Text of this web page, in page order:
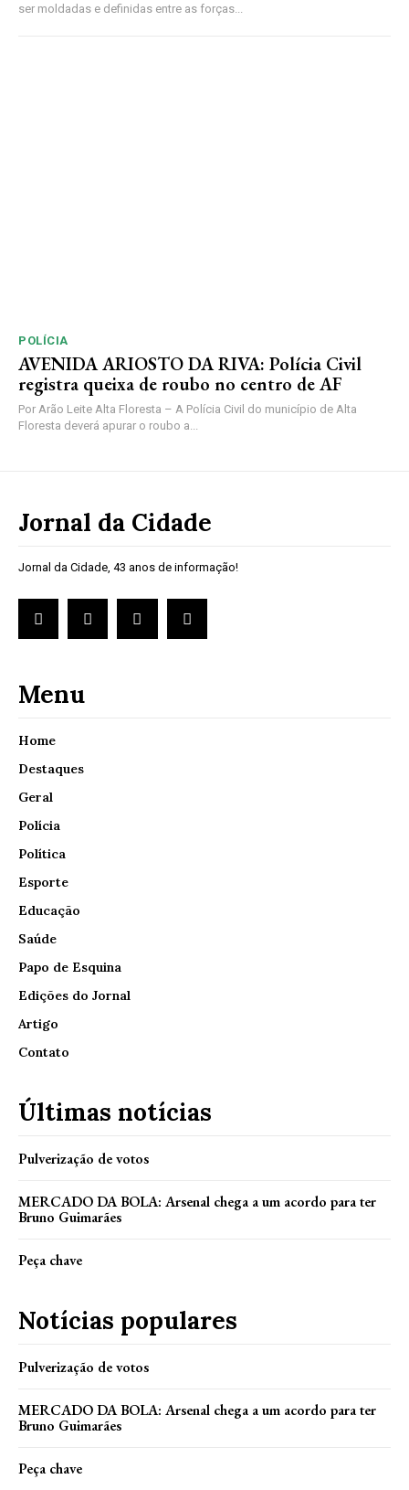
ser moldadas e definidas entre as forças...
POLÍCIA
AVENIDA ARIOSTO DA RIVA: Polícia Civil
registra queixa de roubo no centro de AF
Por Arão Leite Alta Floresta – A Polícia Civil do município de Alta
Floresta deverá apurar o roubo a...
Jornal da Cidade
Jornal da Cidade, 43 anos de informação!
Menu
Home
Destaques
Geral
Polícia
Política
Esporte
Educação
Saúde
Papo de Esquina
Edições do Jornal
Artigo
Contato
Últimas notícias
Pulverização de votos
MERCADO DA BOLA: Arsenal chega a um acordo para ter
Bruno Guimarães
Peça chave
Notícias populares
Pulverização de votos
MERCADO DA BOLA: Arsenal chega a um acordo para ter
Bruno Guimarães
Peça chave